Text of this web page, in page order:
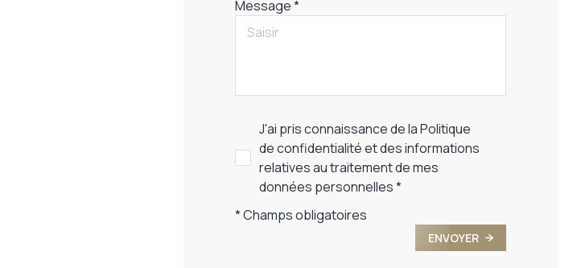
Message *
J'ai pris connaissance de la Politique
de confidentialité et des informations
relatives au traitement de mes
données personnelles *
* Champs obligatoires
ENVOYER